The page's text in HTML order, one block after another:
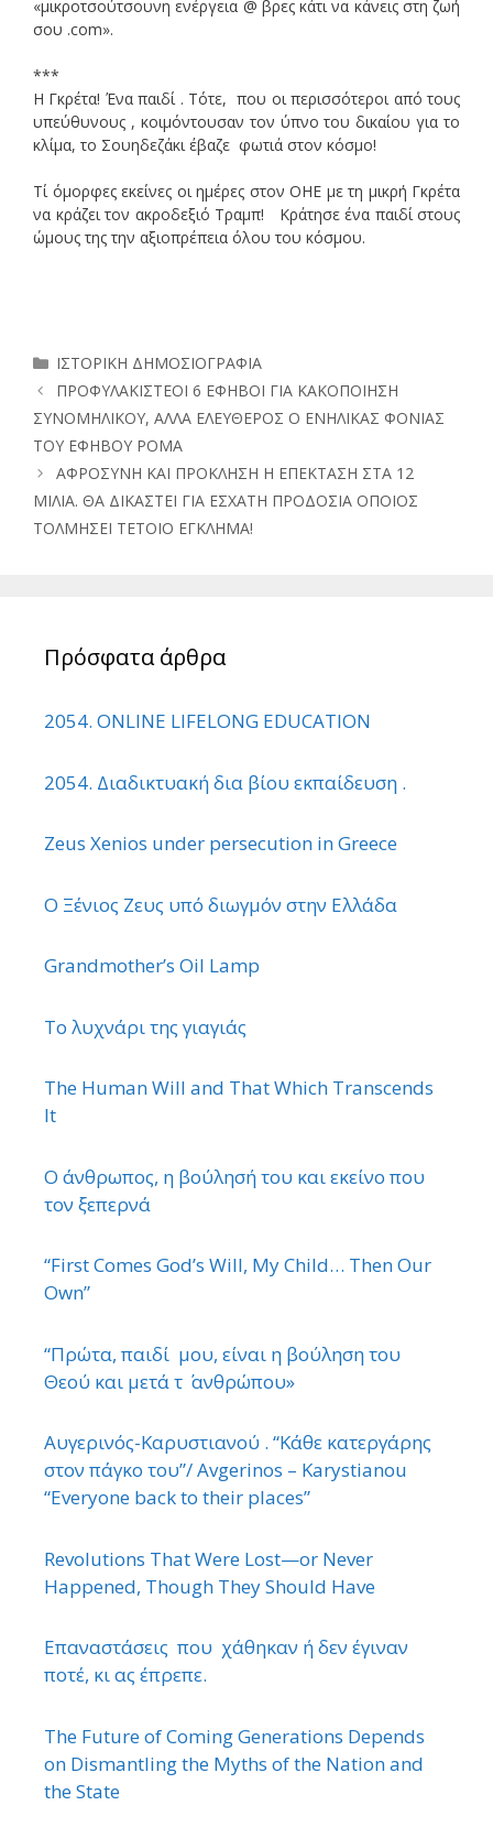
«μικροτσούτσουνη ενέργεια @ βρες κάτι να κάνεις στη ζωή
σου .com».
***
Η Γκρέτα! Ένα παιδί . Τότε, που οι περισσότεροι από τους
υπεύθυνους , κοιμόντουσαν τον ύπνο του δικαίου για το
κλίμα, το Σουηδεζάκι έβαζε φωτιά στον κόσμο!
Τί όμορφες εκείνες οι ημέρες στον ΟΗΕ με τη μικρή Γκρέτα
να κράζει τον ακροδεξιό Τραμπ! Κράτησε ένα παιδί στους
ώμους της την αξιοπρέπεια όλου του κόσμου.
Κατηγορίες
ΙΣΤΟΡΙΚΗ ΔΗΜΟΣΙΟΓΡΑΦΙΑ
ΠΡΟΦΥΛΑΚΙΣΤΕΟΙ 6 ΕΦΗΒΟΙ ΓΙΑ ΚΑΚΟΠΟΙΗΣΗ
ΣΥΝΟΜΗΛΙΚΟΥ, ΑΛΛΑ ΕΛΕΥΘΕΡΟΣ Ο ΕΝΗΛΙΚΑΣ ΦΟΝΙΑΣ
ΤΟΥ ΕΦΗΒΟΥ ΡΟΜΑ
ΑΦΡΟΣΥΝΗ ΚΑΙ ΠΡΟΚΛΗΣΗ Η ΕΠΕΚΤΑΣΗ ΣΤΑ 12
ΜΙΛΙΑ. ΘΑ ΔΙΚΑΣΤΕΙ ΓΙΑ ΕΣΧΑΤΗ ΠΡΟΔΟΣΙΑ ΟΠΟΙΟΣ
ΤΟΛΜΗΣΕΙ ΤΕΤΟΙΟ ΕΓΚΛΗΜΑ!
Πρόσφατα άρθρα
2054. ONLINE LIFELONG EDUCATION
2054. Διαδικτυακή δια βίου εκπαίδευση .
Zeus Xenios under persecution in Greece
Ο Ξένιος Ζευς υπό διωγμόν στην Ελλάδα
Grandmother’s Oil Lamp
Το λυχνάρι της γιαγιάς
The Human Will and That Which Transcends
It
Ο άνθρωπος, η βούλησή του και εκείνο που
τον ξεπερνά
“First Comes God’s Will, My Child… Then Our
Own”
“Πρώτα, παιδί μου, είναι η βούληση του
Θεού και μετά τ ΄ ανθρώπου»
Αυγερινός-Καρυστιανού . “Κάθε κατεργάρης
στον πάγκο του”/ Avgerinos – Karystianou
“Εveryone back to their places”
Revolutions That Were Lost—or Never
Happened, Though They Should Have
Επαναστάσεις που χάθηκαν ή δεν έγιναν
ποτέ, κι ας έπρεπε.
The Future of Coming Generations Depends
on Dismantling the Myths of the Nation and
the State